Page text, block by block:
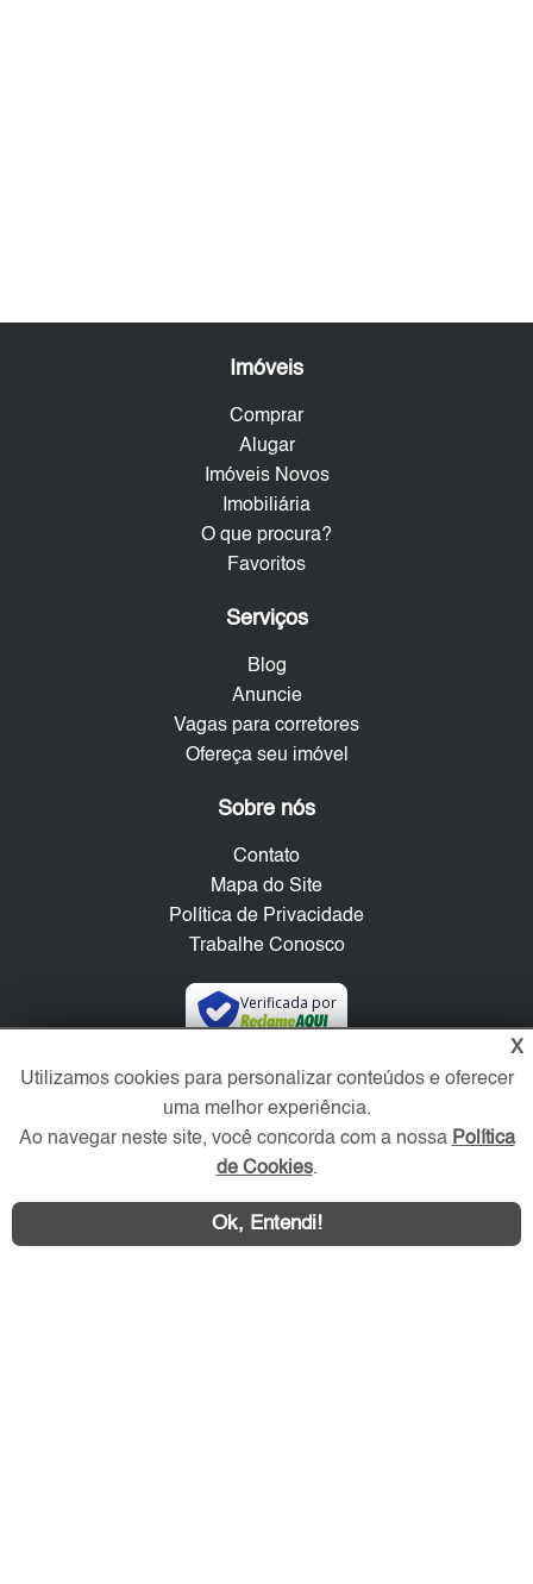
Imóveis
Comprar
Alugar
Imóveis Novos
Imobiliária
O que procura?
Favoritos
Serviços
Blog
Anuncie
Vagas para corretores
Ofereça seu imóvel
Sobre nós
Contato
Mapa do Site
Política de Privacidade
Trabalhe Conosco
Verificada por
Redes Sociais
X
Utilizamos cookies para personalizar conteúdos e oferecer
uma melhor experiência.
Ao navegar neste site, você concorda com a nossa Política
de Cookies.
Ok, Entendi!